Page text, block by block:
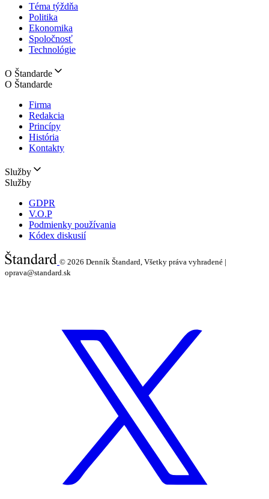
Téma týždňa
Politika
Ekonomika
Spoločnosť
Technológie
O Štandarde
O Štandarde
Firma
Redakcia
Princípy
História
Kontakty
Služby
Služby
GDPR
V.O.P
Podmienky používania
Kódex diskusií
© 2026 Denník Štandard, Všetky práva vyhradené |
oprava@standard.sk